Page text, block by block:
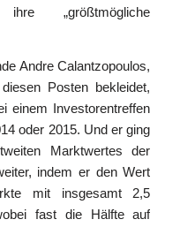
„größtmögliche
Andre Calantzopoulos,
Posten bekleidet,
einem Investorentreffen
oder 2015. Und er ging
Marktwertes der
indem er den Wert
mit insgesamt 2,5
fast die Hälfte auf